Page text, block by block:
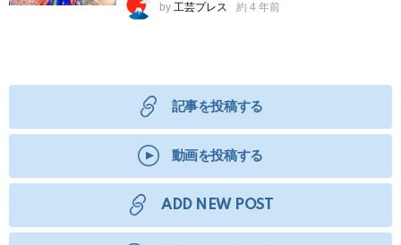
by 工芸プレス 約 4 年前
記事を投稿する
動画を投稿する
ADD NEW POST